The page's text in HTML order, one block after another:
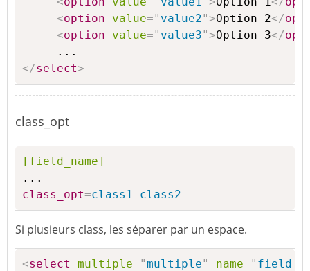
<option value=" value2">Option 2</
<option value=" value3">Option 3</
</select>
class_opt
[field_name]
class_opt=class1 class2
Si plusieurs class, les séparer par un espace.
<select multiple="multiple" name="